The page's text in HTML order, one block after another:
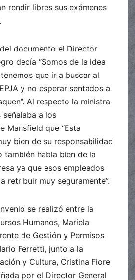
rendir libres sus exámenes
documento el Director
decía “Somos de la idea
que ir a buscar al
y no esperar sentados a
Al respecto la ministra
señalaba a los
Mansfield que “Esta
bien de su responsabilidad
también habla bien de la
ya que esos empleados
retribuir muy seguramente”.
se realizó entre la
Humanos, Mariela
de Gestión y Permisos
Ferretti, junto a la
y Cultura, Cristina Fiore
por el Director General